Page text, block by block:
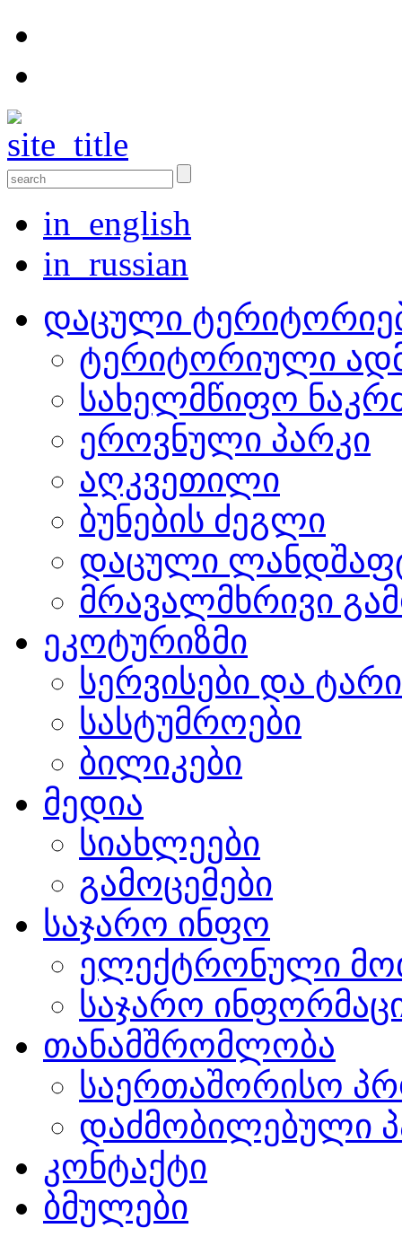
in_english
in_russian
დაცული
ტერიტორიული
სახელმწიფო
ეროვნული პარკი
აღკვეთილი
ბუნების ძეგლი
დაცული
მრავალმხრივი
ეკოტურიზმი
სერვისები და
სასტუმროები
ბილიკები
მედია
სიახლეები
გამოცემები
საჯარო ინფო
ელექტრონული
საჯარო
თანამშრომლობა
საერთაშორისო
დაძმობილებული
კონტაქტი
ბმულები